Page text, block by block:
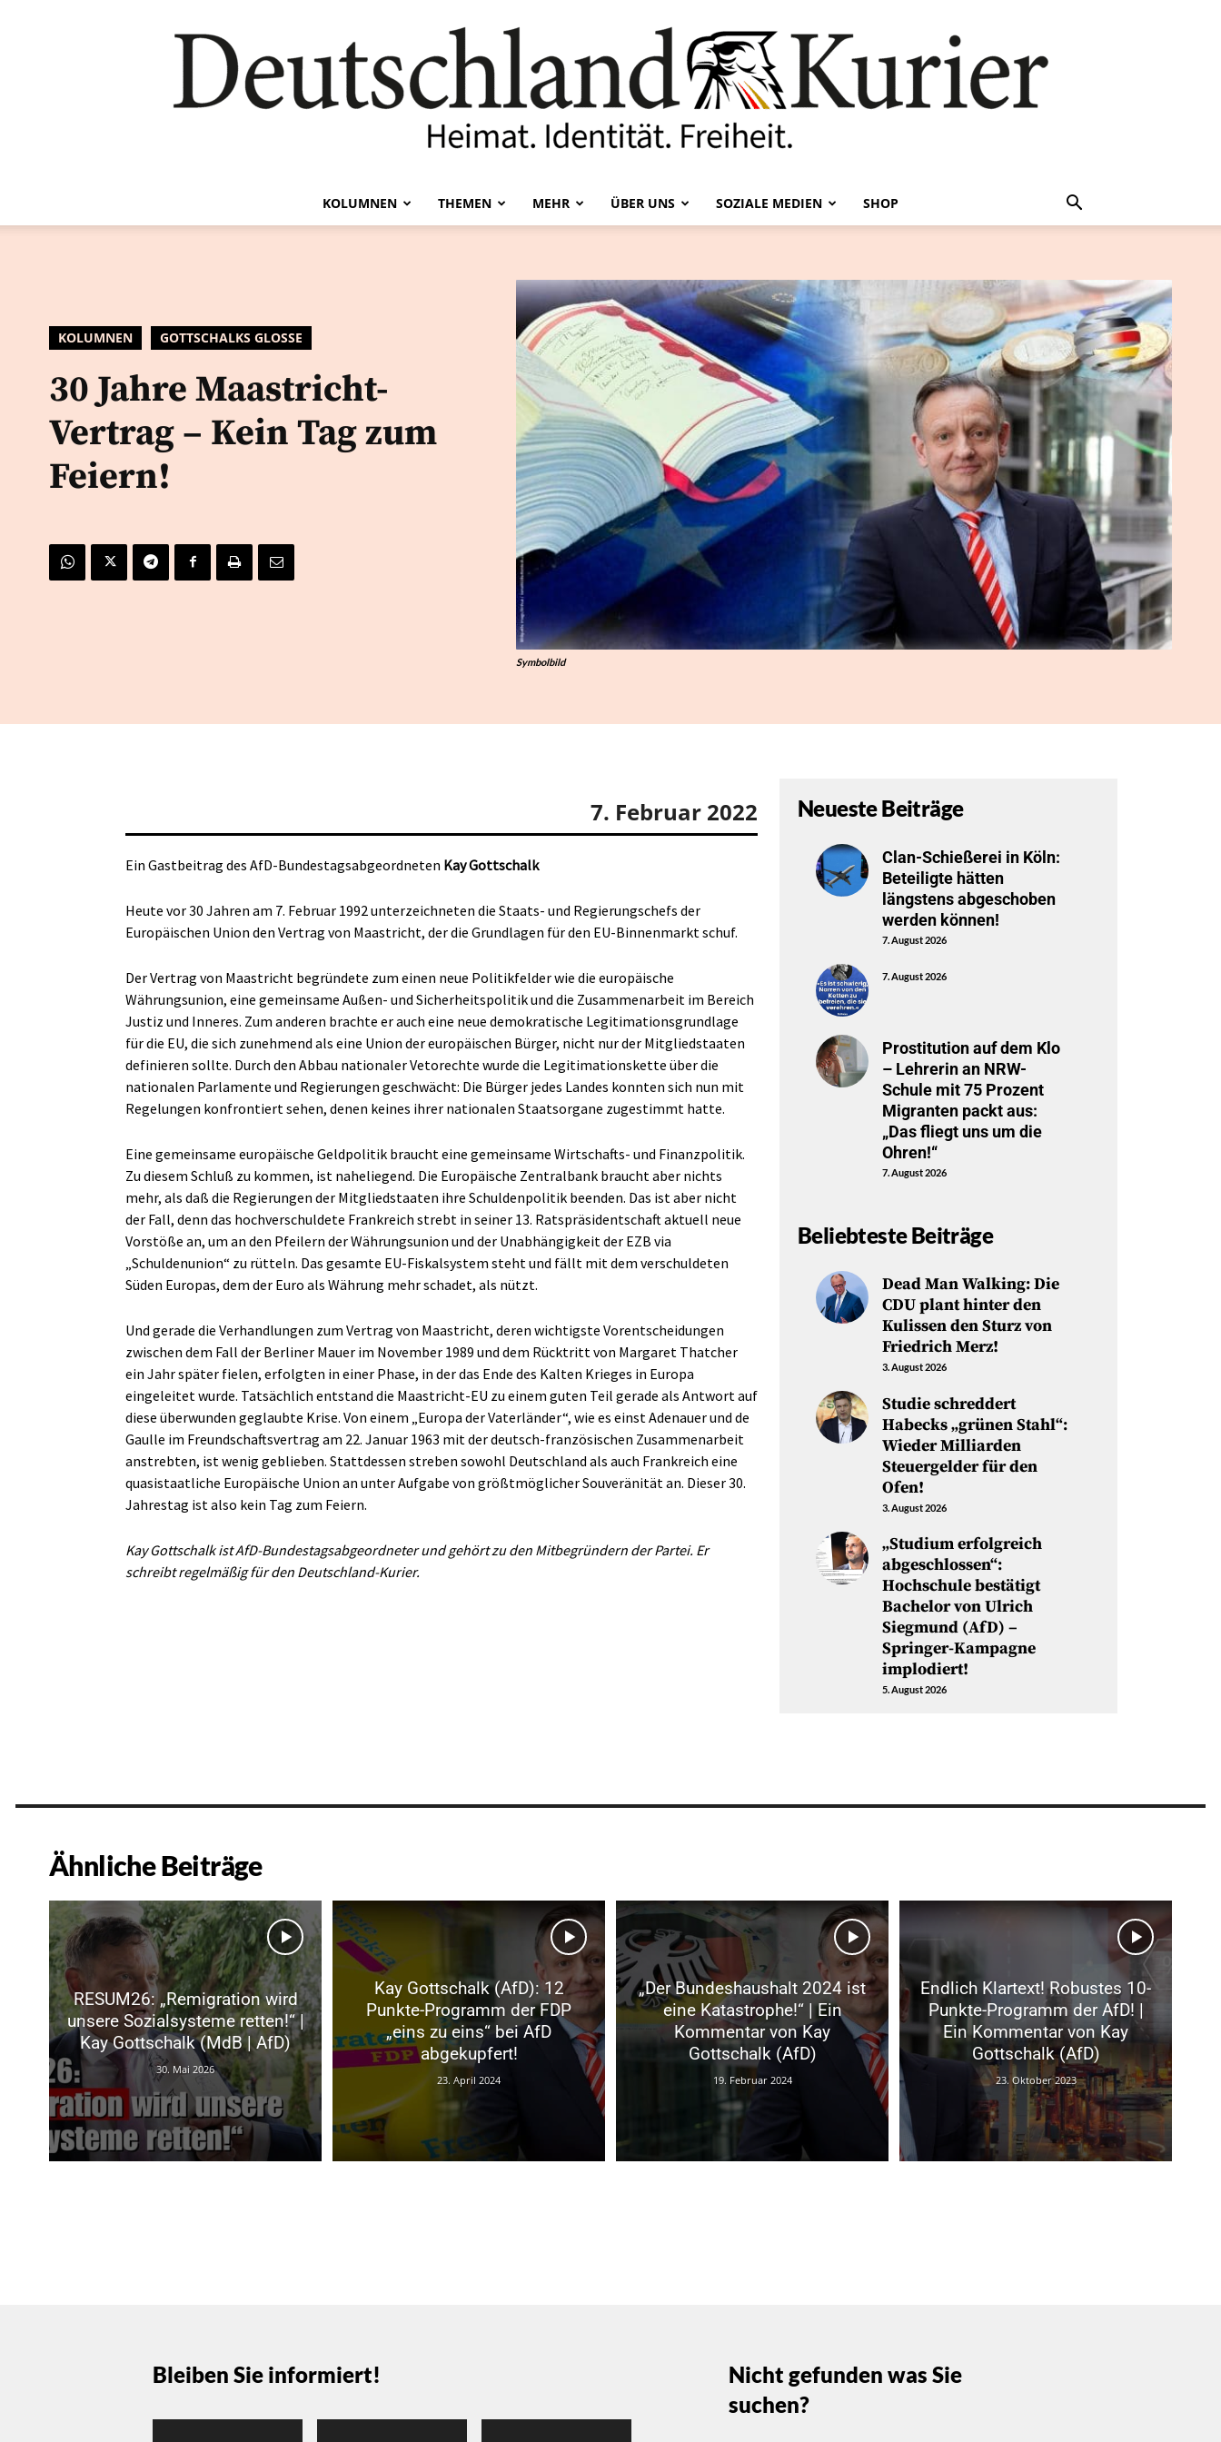
Kurier
KOLUMNEN THEMEN MEHR ÜBER UNS SOZIALE MEDIEN SHOP
KOLUMNEN GOTTSCHALKS GLOSSE
30 Jahre Maastricht-
Vertrag – Kein Tag zum
Feiern!
Symbolbild
7. Februar 2022
Ein Gastbeitrag des AfD-Bundestagsabgeordneten Kay Gottschalk
Heute vor 30 Jahren am 7. Februar 1992 unterzeichneten die Staats- und Regierungschefs der
Europäischen Union den Vertrag von Maastricht, der die Grundlagen für den EU-Binnenmarkt schuf.
Der Vertrag von Maastricht begründete zum einen neue Politikfelder wie die europäische
Währungsunion, eine gemeinsame Außen- und Sicherheitspolitik und die Zusammenarbeit im Bereich
Justiz und Inneres. Zum anderen brachte er auch eine neue demokratische Legitimationsgrundlage
für die EU, die sich zunehmend als eine Union der europäischen Bürger, nicht nur der Mitgliedstaaten
definieren sollte. Durch den Abbau nationaler Vetorechte wurde die Legitimationskette über die
nationalen Parlamente und Regierungen geschwächt: Die Bürger jedes Landes konnten sich nun mit
Regelungen konfrontiert sehen, denen keines ihrer nationalen Staatsorgane zugestimmt hatte.
Eine gemeinsame europäische Geldpolitik braucht eine gemeinsame Wirtschafts- und Finanzpolitik.
Zu diesem Schluß zu kommen, ist naheliegend. Die Europäische Zentralbank braucht aber nichts
mehr, als daß die Regierungen der Mitgliedstaaten ihre Schuldenpolitik beenden. Das ist aber nicht
der Fall, denn das hochverschuldete Frankreich strebt in seiner 13. Ratspräsidentschaft aktuell neue
Vorstöße an, um an den Pfeilern der Währungsunion und der Unabhängigkeit der EZB via
„Schuldenunion“ zu rütteln. Das gesamte EU-Fiskalsystem steht und fällt mit dem verschuldeten
Süden Europas, dem der Euro als Währung mehr schadet, als nützt.
Und gerade die Verhandlungen zum Vertrag von Maastricht, deren wichtigste Vorentscheidungen
zwischen dem Fall der Berliner Mauer im November 1989 und dem Rücktritt von Margaret Thatcher
ein Jahr später fielen, erfolgten in einer Phase, in der das Ende des Kalten Krieges in Europa
eingeleitet wurde. Tatsächlich entstand die Maastricht-EU zu einem guten Teil gerade als Antwort auf
diese überwunden geglaubte Krise. Von einem „Europa der Vaterländer“, wie es einst Adenauer und de
Gaulle im Freundschaftsvertrag am 22. Januar 1963 mit der deutsch-französischen Zusammenarbeit
anstrebten, ist wenig geblieben. Stattdessen streben sowohl Deutschland als auch Frankreich eine
quasistaatliche Europäische Union an unter Aufgabe von größtmöglicher Souveränität an. Dieser 30.
Jahrestag ist also kein Tag zum Feiern.
Kay Gottschalk ist AfD-Bundestagsabgeordneter und gehört zu den Mitbegründern der Partei. Er
schreibt regelmäßig für den Deutschland-Kurier.
Neueste Beiträge
Clan-Schießerei in Köln:
Beteiligte hätten
längstens abgeschoben
werden können!
7. August 2026
7. August 2026
Prostitution auf dem Klo
– Lehrerin an NRW-
Schule mit 75 Prozent
Migranten packt aus:
„Das fliegt uns um die
Ohren!“
7. August 2026
Beliebteste Beiträge
Dead Man Walking: Die
CDU plant hinter den
Kulissen den Sturz von
Friedrich Merz!
3. August 2026
Studie schreddert
Habecks „grünen Stahl“:
Wieder Milliarden
Steuergelder für den
Ofen!
3. August 2026
„Studium erfolgreich
abgeschlossen“:
Hochschule bestätigt
Bachelor von Ulrich
Siegmund (AfD) –
Springer-Kampagne
implodiert!
5. August 2026
Ähnliche Beiträge
RESUM26: „Remigration wird
unsere Sozialsysteme retten!“ |
Kay Gottschalk (MdB | AfD)
30. Mai 2026
Kay Gottschalk (AfD): 12
Punkte-Programm der FDP
„eins zu eins“ bei AfD
abgekupfert!
23. April 2024
„Der Bundeshaushalt 2024 ist
eine Katastrophe!“ | Ein
Kommentar von Kay
Gottschalk (AfD)
19. Februar 2024
Endlich Klartext! Robustes 10-
Punkte-Programm der AfD! |
Ein Kommentar von Kay
Gottschalk (AfD)
23. Oktober 2023
Bleiben Sie informiert!
Nicht gefunden was Sie
suchen?